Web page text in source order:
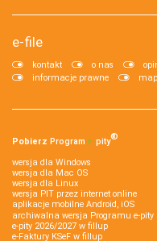
e-file
kontakt o nas
informacje prawne
Pobierz Program e‑pity®
wersja dla Windows
wersja dla Mac OS
wersja dla Linux
wersja PIT przez internet online
aplikacje mobilne Android, iOS
archiwalna wersja Programu e-pity
e-pity 2026/2027 w fillup
e‑Faktury KSeF w fillup